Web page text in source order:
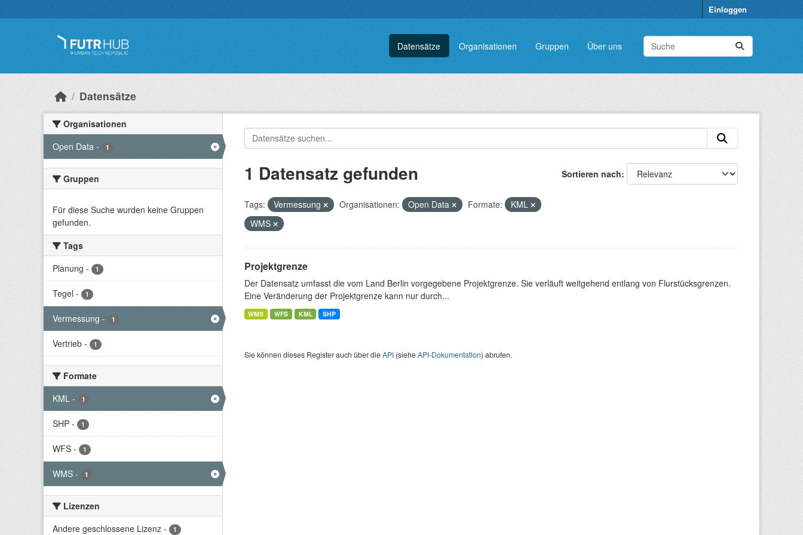
Einloggen
Datensätze Organisationen Gruppen Über uns
Datensätze
Organisationen
Open Data - 1
Gruppen
Für diese Suche wurden keine Gruppen
gefunden.
Tags
Planung - 1
Tegel - 1
Vermessung - 1
Vertrieb - 1
Formate
KML - 1
SHP - 1
WFS - 1
WMS - 1
Lizenzen
Andere geschlossene Lizenz - 1
Sortieren nach
1 Datensatz gefunden
Tags: Vermessung Organisationen: Open Data Formate:
KML
WMS
Projektgrenze
Der Datensatz umfasst die vom Land Berlin vorgegebene Projektgrenze. Sie verläuft weitgehend entlang von Flurstücksgrenzen.
Eine Veränderung der Projektgrenze kann nur durch...
WMS WFS KML SHP
Sie können dieses Register auch über dieAPI(sieheAPI-Dokumentation) abrufen.